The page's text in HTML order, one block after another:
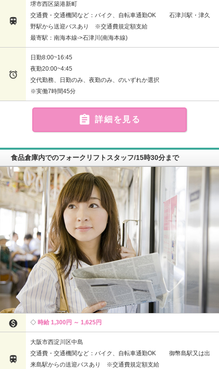

堺市西区築港新町
交通費・交通機関など：バイク、自転車通勤OK 石津川駅・津久
野駅から送迎バスあり ※交通費規定額支給
最寄駅：南海本線->石津川(南海本線)

日勤8:00~16:45
夜勤20:00~4:45
交代勤務、日勤のみ、夜勤のみ、のいずれか選択
※実働7時間45分
 詳細を見る
食品倉庫内でのフォークリフトスタッフ/15時30分まで
 時給 1,300円 ～ 1,625円

大阪市西淀川区中島
交通費・交通機関など：バイク、自転車通勤OK 御幣島駅又は出
来島駅からの送迎バスあり ※交通費規定額支給